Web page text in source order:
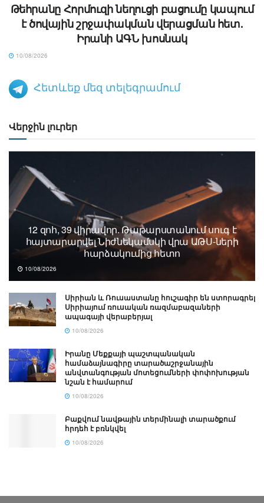
Թեհրանը Հորմուզի նեղուցի բացումը կապում
է ծովային շրջափակման վերացման հետ.
Իրանի ԱԳՆ խոսնակ
10/08/2026
Հետևեք մեզ տելեգրամում
Վերջին լուրեր
12 զոհ, 39 վիրավոր. Թաթարստանում սուգ է
հայտարարվել Նիժնեկամսկի վրա ԱԹՍ-ների
հարձակումից հետո
10/08/2026
Սիրիան և Ռուսաստանը հուշագիր են ստորագրել
Սիրիայում ռուսական ռազմաբազաների
ապագայի վերաբերյալ
10/08/2026
Իրանը Մեքքայի պաշտպանական
համաձայնագիրը տարածաշրջանային
անվտանգության մոտեցումների փոփոխության
նշան է համարում
10/08/2026
Բաքվում նավթային տերմինալի տարածքում
հրդեհ է բռնկվել
10/08/2026